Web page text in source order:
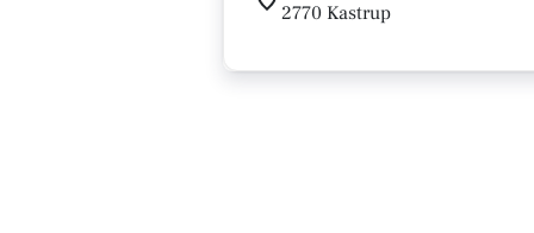
2770 Kastrup